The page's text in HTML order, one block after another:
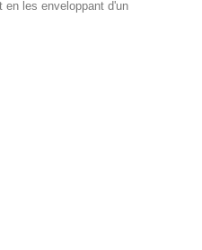
les enveloppant d'un